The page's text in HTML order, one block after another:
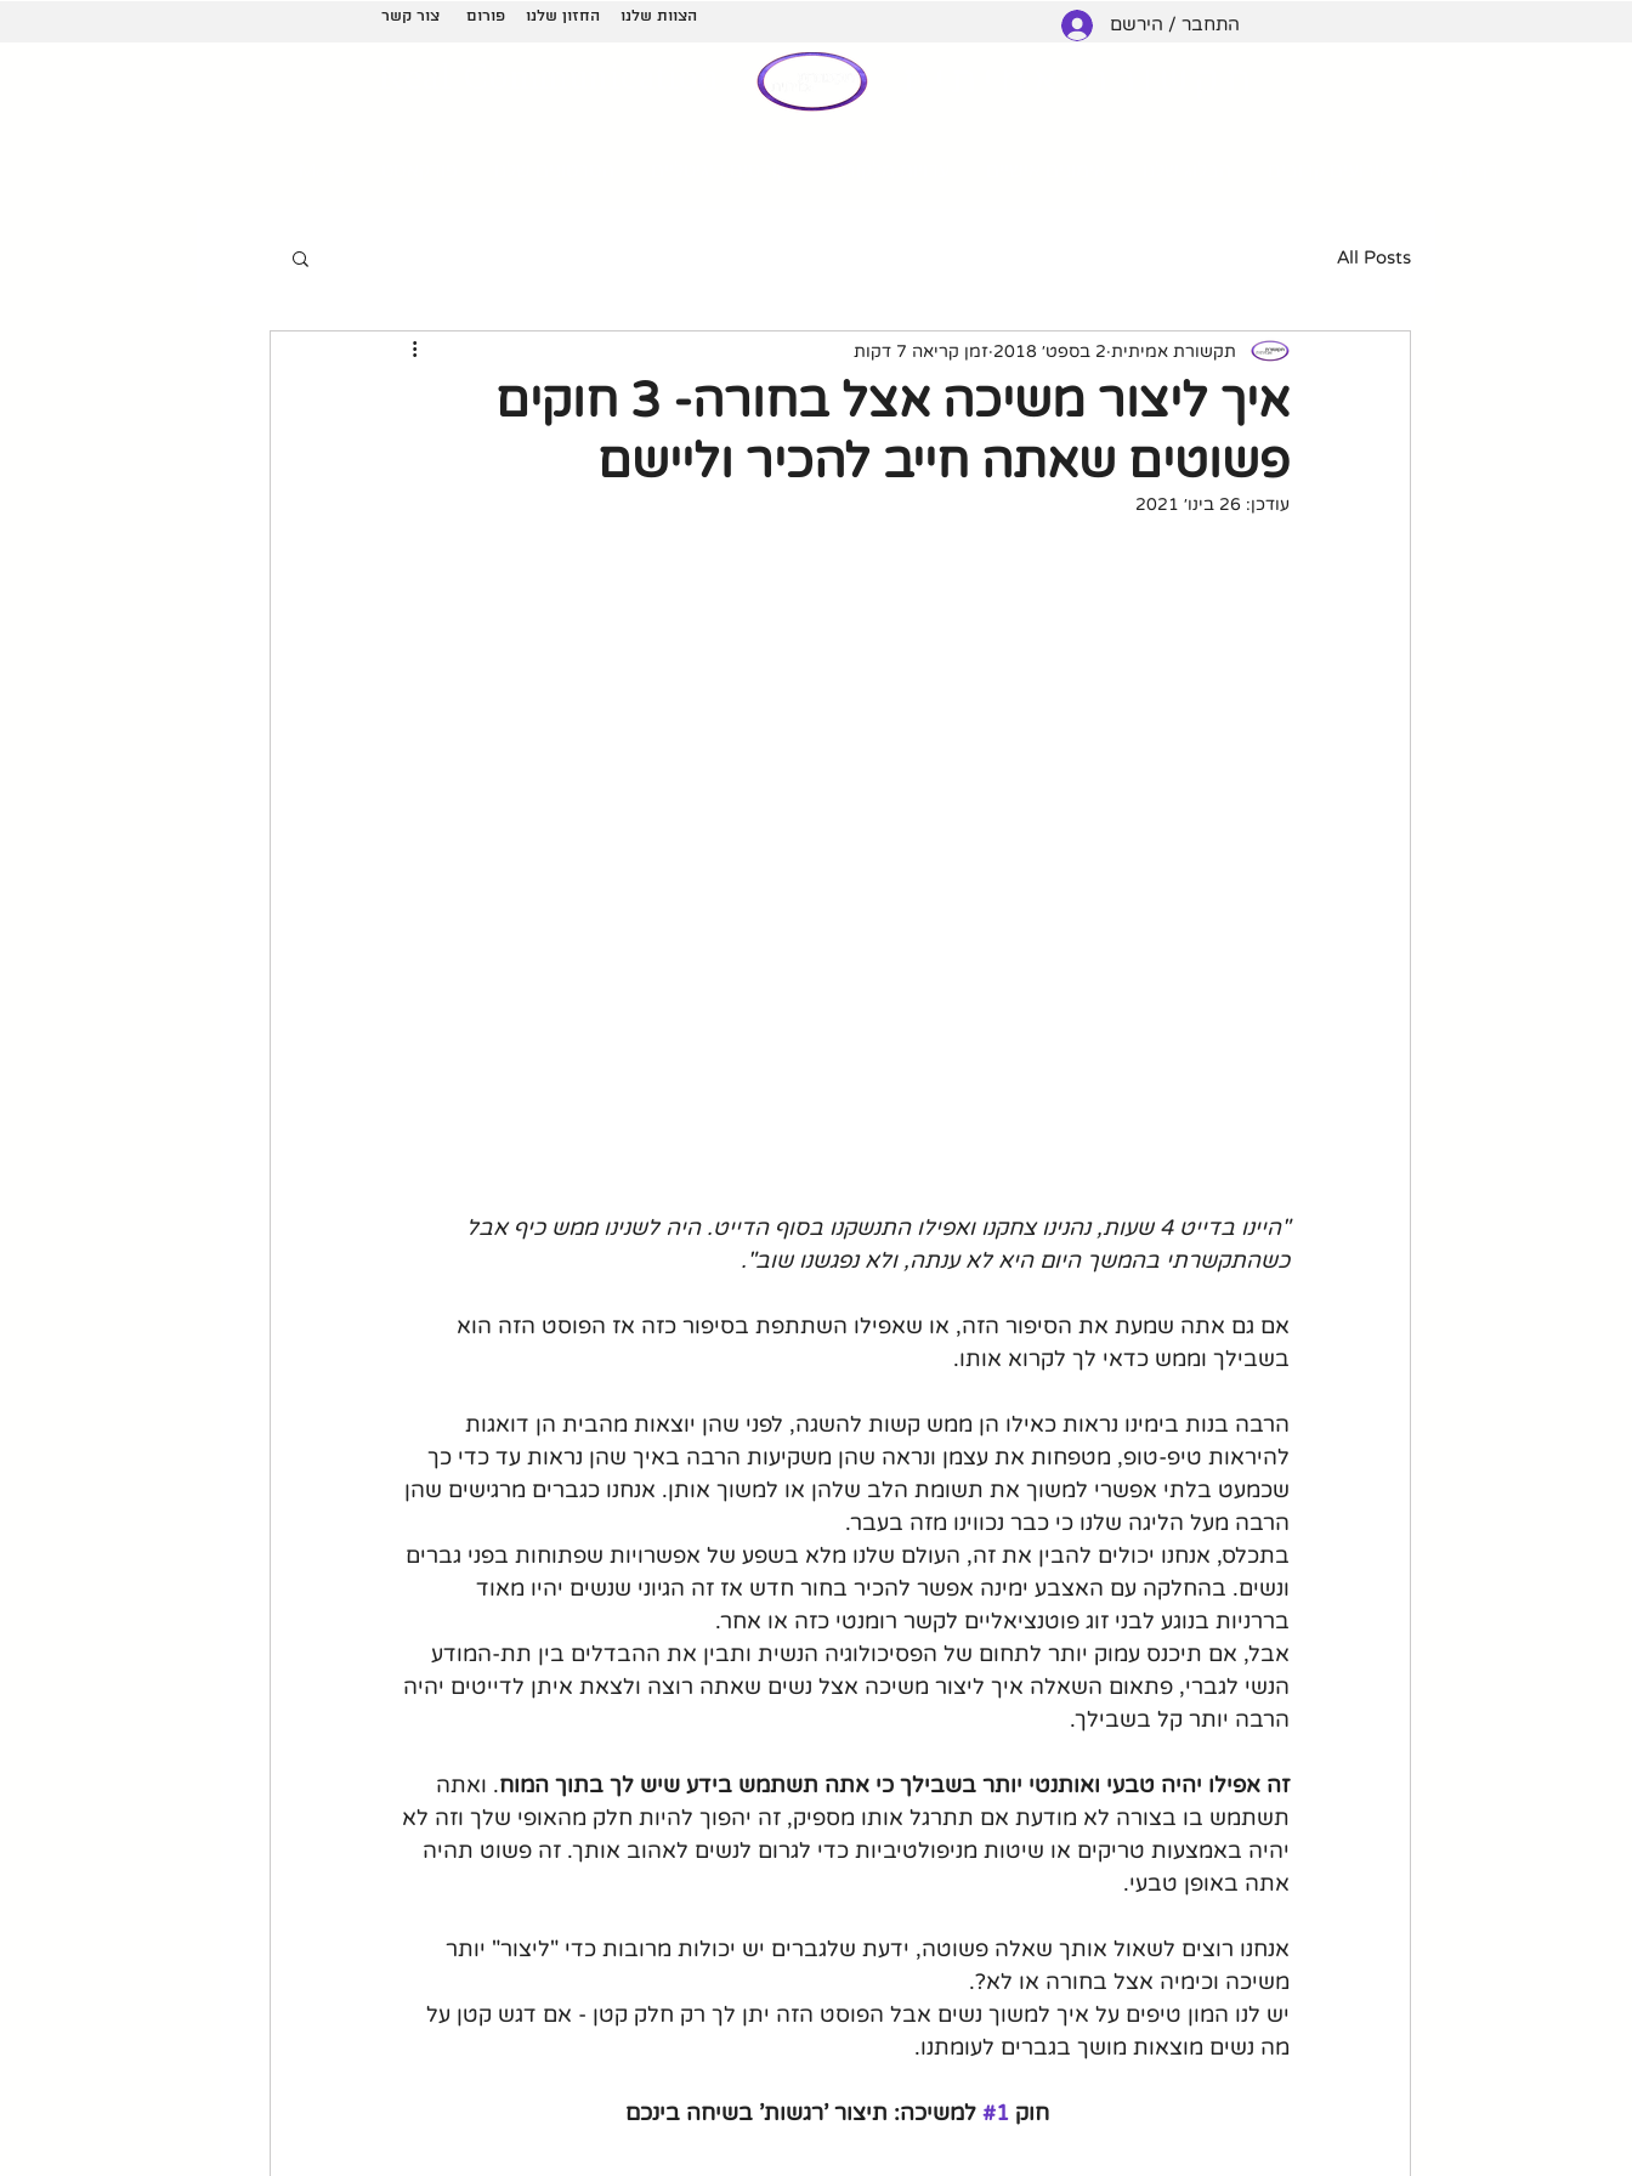
צור קשר פורום החזון שלנו הצוות שלנו התחבר / הירשם
All Posts
איך ליצור משיכה אצל בחורה- 3 חוקים
פשוטים שאתה חייב להכיר וליישם
תקשורת אמיתית 2 בספט׳ 2018 זמן קריאה 7 דקות
עודכן: 26 בינו׳ 2021
"היינו בדייט 4 שעות, נהנינו צחקנו ואפילו התנשקנו בסוף הדייט. היה לשנינו ממש כיף אבל
כשהתקשרתי בהמשך היום היא לא ענתה, ולא נפגשנו שוב".
אם גם אתה שמעת את הסיפור הזה, או שאפילו השתתפת בסיפור כזה אז הפוסט הזה הוא
בשבילך וממש כדאי לך לקרוא אותו.
הרבה בנות בימינו נראות כאילו הן ממש קשות להשגה, לפני שהן יוצאות מהבית הן דואגות
להיראות טיפ-טופ, מטפחות את עצמן ונראה שהן משקיעות הרבה באיך שהן נראות עד כדי כך
שכמעט בלתי אפשרי למשוך את תשומת הלב שלהן או למשוך אותן. אנחנו כגברים מרגישים שהן
הרבה מעל הליגה שלנו כי כבר נכווינו מזה בעבר.
בתכלס, אנחנו יכולים להבין את זה, העולם שלנו מלא בשפע של אפשרויות שפתוחות בפני גברים
ונשים. בהחלקה עם האצבע ימינה אפשר להכיר בחור חדש אז זה הגיוני שנשים יהיו מאוד
בררניות בנוגע לבני זוג פוטנציאליים לקשר רומנטי כזה או אחר.
אבל, אם תיכנס עמוק יותר לתחום של הפסיכולוגיה הנשית ותבין את ההבדלים בין תת-המודע
הנשי לגברי, פתאום השאלה איך ליצור משיכה אצל נשים שאתה רוצה ולצאת איתן לדייטים יהיה
הרבה יותר קל בשבילך.
זה אפילו יהיה טבעי ואותנטי יותר בשבילך כי אתה תשתמש בידע שיש לך בתוך המוח. ואתה
תשתמש בו בצורה לא מודעת אם תתרגל אותו מספיק, זה יהפוך להיות חלק מהאופי שלך וזה לא
יהיה באמצעות טריקים או שיטות מניפולטיביות כדי לגרום לנשים לאהוב אותך. זה פשוט תהיה
אתה באופן טבעי.
אנחנו רוצים לשאול אותך שאלה פשוטה, ידעת שלגברים יש יכולות מרובות כדי "ליצור" יותר
משיכה וכימיה אצל בחורה או לא?.
יש לנו המון טיפים על איך למשוך נשים אבל הפוסט הזה יתן לך רק חלק קטן - אם דגש קטן על
מה נשים מוצאות מושך בגברים לעומתנו.
#1 למשיכה: תיצור 'רגשות' בשיחה בינכם